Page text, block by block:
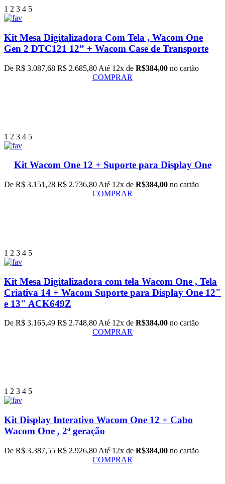
1 2 3 4 5
Kit Mesa Digitalizadora Com Tela , Wacom One
Gen 2 DTC121 12” + Wacom Case de Transporte
De R$ 3.087,68 R$ 2.685,80 Até 12x de R$384,00 no cartão
COMPRAR
1 2 3 4 5
Kit Wacom One 12 + Suporte para Display One
De R$ 3.151,28 R$ 2.736,80 Até 12x de R$384,00 no cartão
COMPRAR
1 2 3 4 5
Kit Mesa Digitalizadora com tela Wacom One , Tela
Criativa 14 + Wacom Suporte para Display One 12"
e 13" ACK649Z
De R$ 3.165,49 R$ 2.748,80Até 12x de R$384,00 no cartão
COMPRAR
1 2 3 4 5
Kit Display Interativo Wacom One 12 + Cabo
Wacom One , 2ª geração
De R$ 3.387,55 R$ 2.926,80 Até 12x de R$384,00 no cartão
COMPRAR